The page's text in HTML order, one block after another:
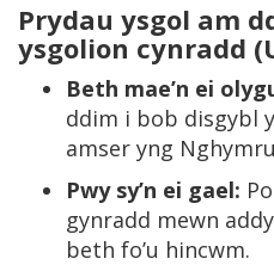
Prydau ysgol am
ysgolion cynradd
Beth mae’n ei
ddim i bob disgybl
amser yng
Pwy sy’n ei gael:
gynradd mewn
beth fo’u hincwm.